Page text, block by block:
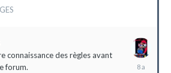
connaissance des règles avant
forum.